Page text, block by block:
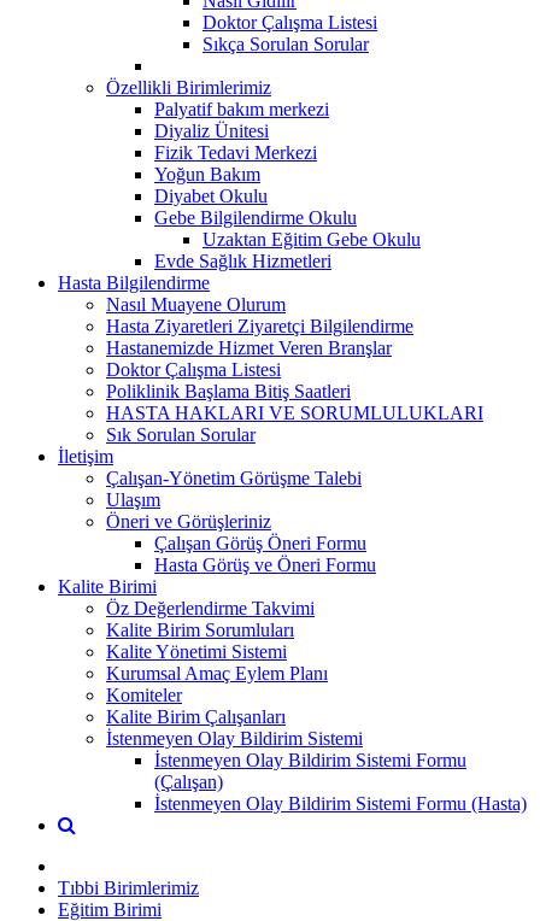
Doktor Çalışma Listesi
Sıkça Sorulan Sorular
Özellikli Birimlerimiz
Palyatif bakım merkezi
Diyaliz Ünitesi
Fizik Tedavi Merkezi
Yoğun Bakım
Diyabet Okulu
Gebe Bilgilendirme Okulu
Uzaktan Eğitim Gebe Okulu
Evde Sağlık Hizmetleri
Hasta Bilgilendirme
Nasıl Muayene Olurum
Hasta Ziyaretleri Ziyaretçi Bilgilendirme
Hastanemizde Hizmet Veren Branşlar
Doktor Çalışma Listesi
Poliklinik Başlama Bitiş Saatleri
HASTA HAKLARI VE SORUMLULUKLARI
Sık Sorulan Sorular
İletişim
Çalışan-Yönetim Görüşme Talebi
Ulaşım
Öneri ve Görüşleriniz
Çalışan Görüş Öneri Formu
Hasta Görüş ve Öneri Formu
Kalite Birimi
Öz Değerlendirme Takvimi
Kalite Birim Sorumluları
Kalite Yönetimi Sistemi
Kurumsal Amaç Eylem Planı
Komiteler
Kalite Birim Çalışanları
İstenmeyen Olay Bildirim Sistemi
İstenmeyen Olay Bildirim Sistemi Formu
(Çalışan)
İstenmeyen Olay Bildirim Sistemi Formu (Hasta)
Tıbbi Birimlerimiz
Eğitim Birimi